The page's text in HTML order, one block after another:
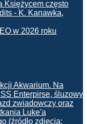
w 2026 roku